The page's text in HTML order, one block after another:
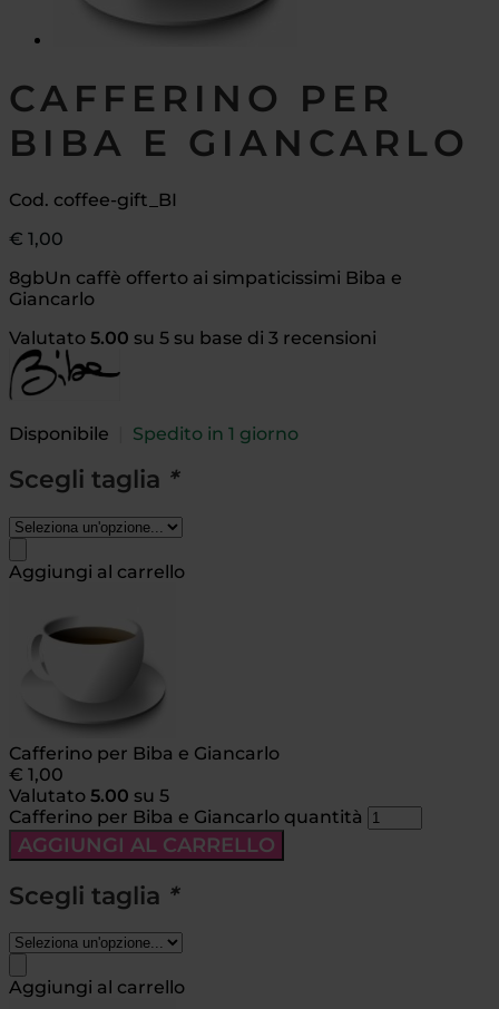
CAFFERINO PER
BIBA E GIANCARLO
Cod. coffee-gift_BI
€ 1,00
8gbUn caffè offerto ai simpaticissimi Biba e
Giancarlo
Valutato 5.00 su 5 su base di 3 recensioni
Disponibile Spedito in 1 giorno
Scegli taglia *
Aggiungi al carrello
Cafferino per Biba e Giancarlo
€ 1,00
Valutato 5.00 su 5
Cafferino per Biba e Giancarlo quantità
AGGIUNGI AL CARRELLO
Scegli taglia *
Aggiungi al carrello